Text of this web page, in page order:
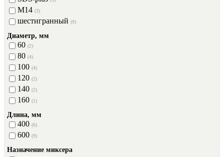
М14 (3)
шестигранный (9)
Диаметр, мм
60 (2)
80 (4)
100 (4)
120 (2)
140 (2)
160 (1)
Длина, мм
400 (6)
600 (9)
Назначение миксера